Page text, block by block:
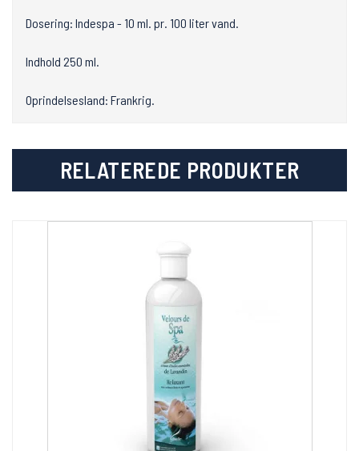
Dosering: Indespa - 10 ml. pr. 100 liter vand.
Indhold 250 ml.
Oprindelsesland: Frankrig.
RELATEREDE PRODUKTER